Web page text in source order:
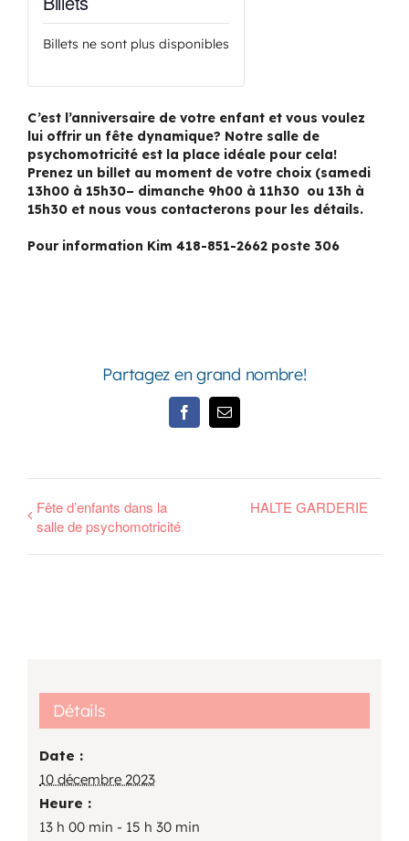
Billets ne sont plus disponibles
C’est l’anniversaire de votre enfant et vous voulez
lui offrir un fête dynamique? Notre salle de
psychomotricité est la place idéale pour cela!
Prenez un billet au moment de votre choix (samedi
13h00 à 15h30– dimanche 9h00 à 11h30 ou 13h à
15h30 et nous vous contacterons pour les détails.
Pour information Kim 418-851-2662 poste 306
Partagez en grand nombre!
FacebookEmail
Fête d’enfants dans la
salle de psychomotricité
HALTE GARDERIE
Détails
Date :
10 décembre 2023
Heure :
13 h 00 min - 15 h 30 min